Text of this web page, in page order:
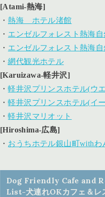
[Atami-熱海]
・熱海 ホテル渚館
・ エンゼルフォレスト熱海自
・ エンゼルフォレスト熱海自
・網代観光ホテル
[Karuizawa-軽井沢]
・軽井沢プリンスホテル(ウ
・軽井沢プリンスホテル(イ
・軽井沢マリオット
[Hiroshima-広島]
・ おうちホテル銀山町withわ
Dog Friendly Cafe and
List-犬連れOKカフェ＆レ